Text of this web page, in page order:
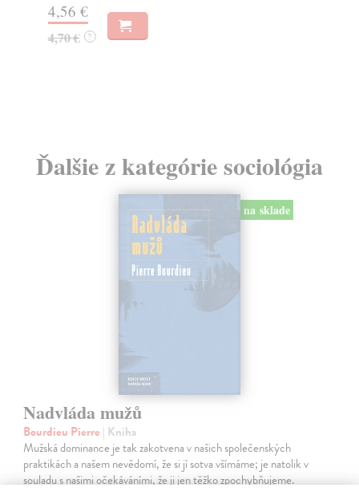
4,56 €
4,70 € ?
Ďalšie z kategórie sociológia
na sklade
Nadvláda mužů
Bourdieu Pierre | Kniha
Mužská dominance je tak zakotvena v našich společenských
praktikách a našem nevědomí, že si jí sotva všímáme; je natolik v
souladu s našimi očekáváními, že ji jen těžko zpochybňujeme.